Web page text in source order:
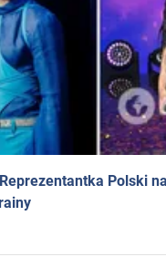
Polski